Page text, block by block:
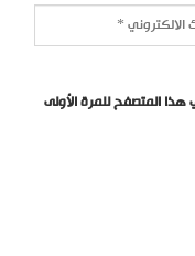
المتصفح للمرة الأولى